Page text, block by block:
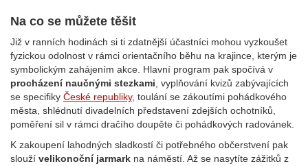
Na co se můžete těšit
Již v ranních hodinách si ti zdatnější účastníci mohou vyzkoušet
fyzickou odolnost v rámci orientačního běhu na krajince, kterým je
symbolickým zahájením akce. Hlavní program pak spočívá v
procházení naučnými stezkami , vyplňování kvizů zabývajících
se specifiky České republiky, toulání se zákoutími pohádkového
města, shlédnutí divadelních představení zdejších ochotníků,
poměření sil v rámci dračího doupěte či pohádkových radovánek.
K zakoupení lahodných sladkostí či potřebného občerstvení pak
slouží velikonoční jarmark na náměstí. Až se nasytíte zážitků z